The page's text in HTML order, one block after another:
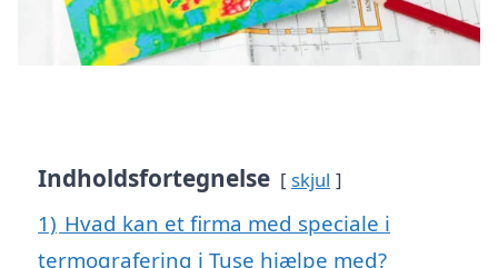
Indholdsfortegnelse skjul
1) Hvad kan et firma med speciale i
termografering i Tuse hjælpe med?